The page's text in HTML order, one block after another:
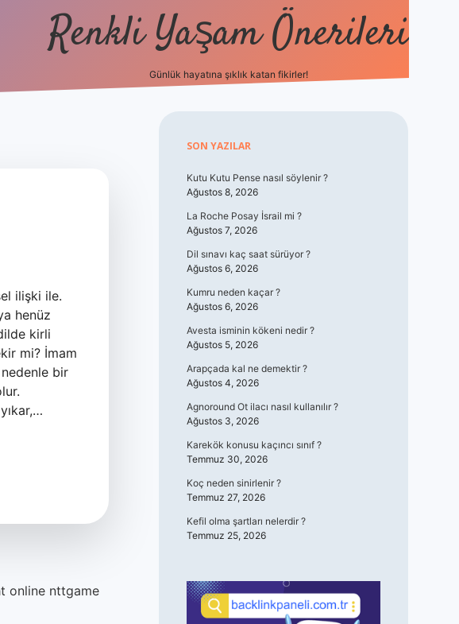
Renkli Yaşam Önerileri
Günlük hayatına şıklık katan fikirler!
ilişki ile.
henüz
kirli
mi? İmam
bir
online nttgame
Sidebar
SON YAZILAR
Kutu Kutu Pense nasıl söylenir ?
Ağustos 8, 2026
La Roche Posay İsrail mi ?
Ağustos 7, 2026
Dil sınavı kaç saat sürüyor ?
Ağustos 6, 2026
Kumru neden kaçar ?
Ağustos 6, 2026
Avesta isminin kökeni nedir ?
Ağustos 5, 2026
Arapçada kal ne demektir ?
Ağustos 4, 2026
Agnoround Ot ilacı nasıl kullanılır ?
Ağustos 3, 2026
Karekök konusu kaçıncı sınıf ?
Temmuz 30, 2026
Koç neden sinirlenir ?
Temmuz 27, 2026
Kefil olma şartları nelerdir ?
Temmuz 25, 2026